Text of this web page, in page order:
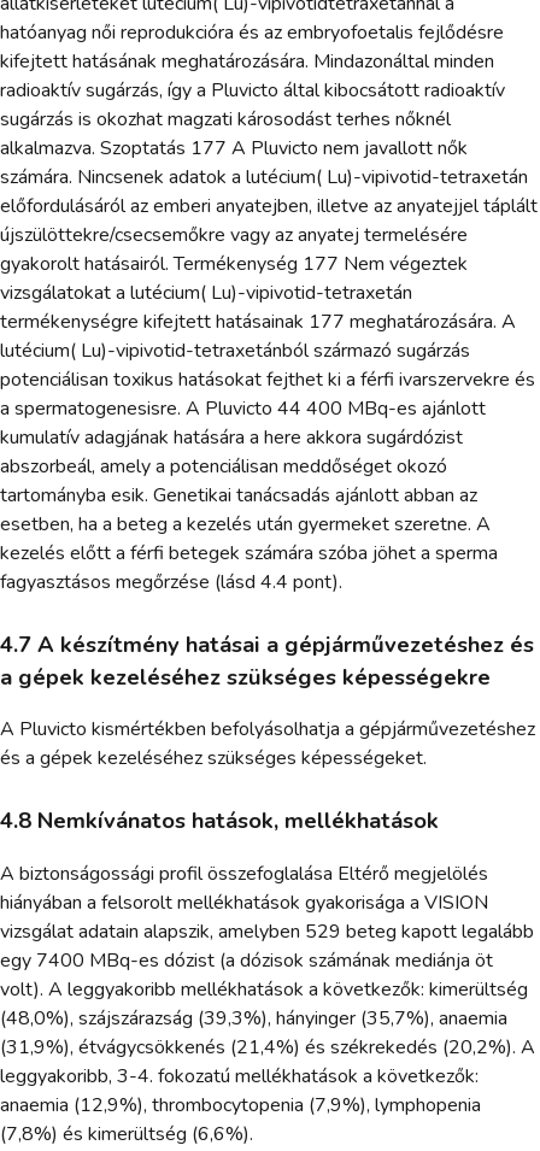
hatóanyag női reprodukcióra és az embryofoetalis fejlődésre
kifejtett hatásának meghatározására. Mindazonáltal minden
radioaktív sugárzás, így a Pluvicto által kibocsátott radioaktív
sugárzás is okozhat magzati károsodást terhes nőknél
alkalmazva. Szoptatás 177 A Pluvicto nem javallott nők
számára. Nincsenek adatok a lutécium( Lu)-vipivotid-tetraxetán
előfordulásáról az emberi anyatejben, illetve az anyatejjel táplált
újszülöttekre/csecsemőkre vagy az anyatej termelésére
gyakorolt hatásairól. Termékenység 177 Nem végeztek
vizsgálatokat a lutécium( Lu)-vipivotid-tetraxetán
termékenységre kifejtett hatásainak 177 meghatározására. A
lutécium( Lu)-vipivotid-tetraxetánból származó sugárzás
potenciálisan toxikus hatásokat fejthet ki a férfi ivarszervekre és
a spermatogenesisre. A Pluvicto 44 400 MBq-es ajánlott
kumulatív adagjának hatására a here akkora sugárdózist
abszorbeál, amely a potenciálisan meddőséget okozó
tartományba esik. Genetikai tanácsadás ajánlott abban az
esetben, ha a beteg a kezelés után gyermeket szeretne. A
kezelés előtt a férfi betegek számára szóba jöhet a sperma
fagyasztásos megőrzése (lásd 4.4 pont).
4.7 A készítmény hatásai a gépjárművezetéshez és
a gépek kezeléséhez szükséges képességekre
A Pluvicto kismértékben befolyásolhatja a gépjárművezetéshez
és a gépek kezeléséhez szükséges képességeket.
4.8 Nemkívánatos hatások, mellékhatások
A biztonságossági profil összefoglalása Eltérő megjelölés
hiányában a felsorolt mellékhatások gyakorisága a VISION
vizsgálat adatain alapszik, amelyben 529 beteg kapott legalább
egy 7400 MBq-es dózist (a dózisok számának mediánja öt
volt). A leggyakoribb mellékhatások a következők: kimerültség
(48,0%), szájszárazság (39,3%), hányinger (35,7%), anaemia
(31,9%), étvágycsökkenés (21,4%) és székrekedés (20,2%). A
leggyakoribb, 3-4. fokozatú mellékhatások a következők:
anaemia (12,9%), thrombocytopenia (7,9%), lymphopenia
(7,8%) és kimerültség (6,6%).